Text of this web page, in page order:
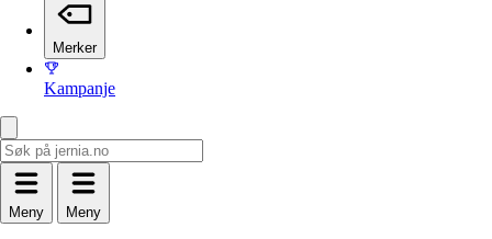
Merker
Kampanje
Meny Meny